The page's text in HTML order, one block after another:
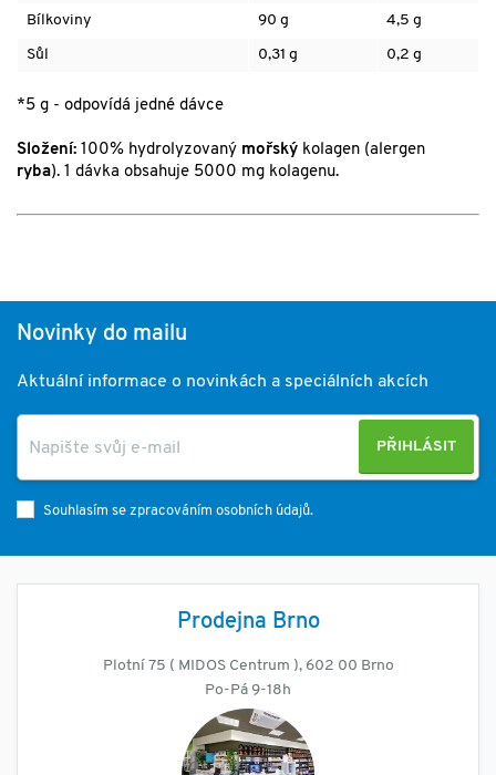
Bílkoviny 90 g 4,5 g
Sůl 0,31 g 0,2 g
*5 g - odpovídá jedné dávce
Složení: 100% hydrolyzovaný mořský kolagen (alergen
ryba). 1 dávka obsahuje 5000 mg kolagenu.
Novinky do mailu
Aktuální informace o novinkách a speciálních akcích
PŘIHLÁSIT
Souhlasím se zpracováním osobních údajů.
Prodejna Brno
Plotní 75 ( MIDOS Centrum ), 602 00 Brno
Po-Pá 9-18h